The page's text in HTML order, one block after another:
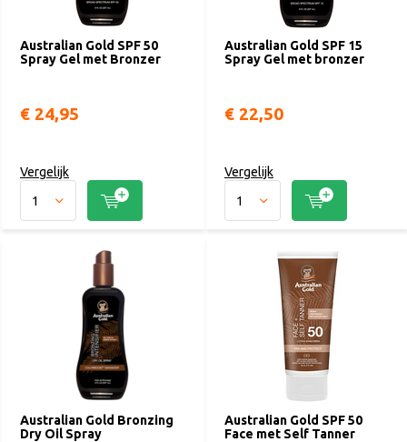
Australian Gold SPF 50
Spray Gel met Bronzer
€ 24,95
Vergelijk
Australian Gold SPF 15
Spray Gel met bronzer
€ 22,50
Vergelijk
Australian Gold Bronzing
Dry Oil Spray
Australian Gold SPF 50
Face met Self Tanner